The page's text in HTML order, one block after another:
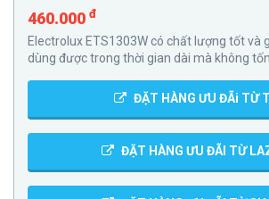
460.000 đ
Electrolux ETS1303W có chất lượng tốt và
dùng được trong thời gian dài mà không
ĐẶT HÀNG ƯU ĐÃi TỪ
ĐẶT HÀNG ƯU ĐÃI TỪ